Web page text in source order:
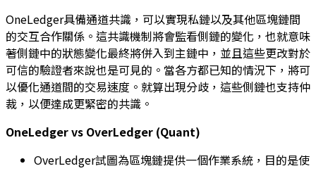
OneLedger具備通道共識，可以實現私鏈以及其他區塊鏈間
的交互合作關係。這共識機制將會監看側鏈的變化，也就意味
著側鏈中的狀態變化最終將併入到主鏈中，並且這些更改對於
可信的驗證者來說也是可見的。當各方都已知的情況下，將可
以優化通道間的交易速度。就算出現分歧，這些側鏈也支持仲
裁，以便達成更緊密的共識。
OneLedger vs OverLedger (Quant)
OverLedger試圖為區塊鏈提供一個作業系統，目的是使